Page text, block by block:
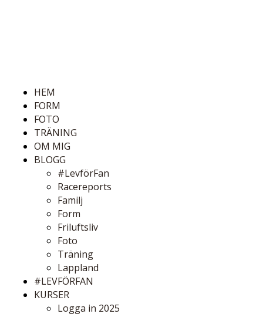
HEM
FORM
FOTO
TRÄNING
OM MIG
BLOGG
#LevförFan
Racereports
Familj
Form
Friluftsliv
Foto
Träning
Lappland
#LEVFÖRFAN
KURSER
Logga in 2025